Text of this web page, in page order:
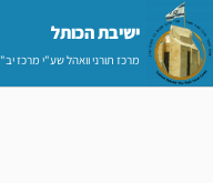
דילוג
לתוכן
ישיבת הכותל​
מרכז תורני וואהל שע"י מרכז